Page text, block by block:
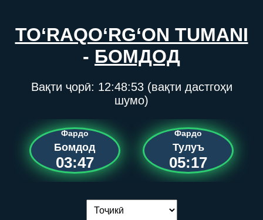
TO‘RAQO‘RG‘ON TUMANI
- БОМДОД
Вақти ҷорӣ: 12:48:53(вақти дастгоҳи
шумо)
Фардо
Бомдод
03:47
Фардо
Тулуъ
05:17
Иваз кардани забон: